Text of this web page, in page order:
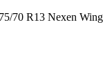
70 R13 Nexen